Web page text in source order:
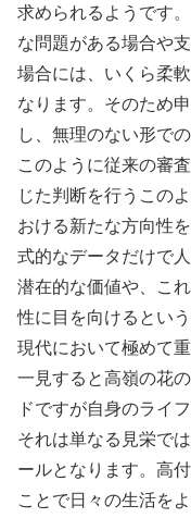
求められるようです
な問題がある場合や
場合には、いくら柔
なります。そのため
し、無理のない形で
このように従来の審
じた判断を行うこの
おける新たな方向性
式的なデータだけで
潜在的な価値や、こ
性に目を向けるとい
現代において極めて
一見すると高嶺の花
ドですが自身のライ
それは単なる見栄で
ールとなります。高
ことで日々の生活を